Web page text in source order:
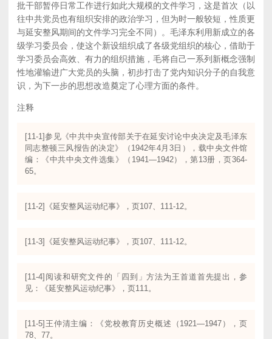
批干部暂停日常工作进行如此大规模的文件学习，这是首次（以
往中共党员也有组织安排的政治学习，但为时一般较短，性质更
与延安整风期间的文件学习完全不同）。毛泽东利用新成立的各
级学习委员会，使这个新设组织成了各级党组织的核心，借助于
学习委员会高效、有力的组织措施，毛将自己一系列新概念强制
性地灌输进广大党员的头脑，初步打击了党内知识分子的自我意
识，为下一步的思想改造奠定了心理方面的条件。
注释
[11-1]参见《中共中央宣传部关于在延安讨论中央决定及毛泽东
同志整顿三风报告的决定》（1942年4月3日），载中央文件馆
编：《中共中央文件选集》（1941—1942），第13册，页364-
65。
[11-2]《延安整风运动纪事》，页107、111-12。
[11-3]《延安整风运动纪事》，页107、111-12。
[11-4]阅读和研究文件的「四到」方法为王首道首先提出，参
见：《延安整风运动纪事》，页111。
[11-5]王仲清主编：《党校教育历史概述（1921—1947），页
78、77。